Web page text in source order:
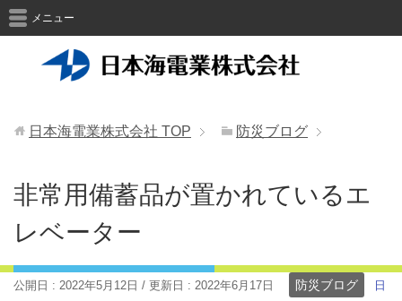
メニュー
日本海電業株式会社 TOP 防災ブログ
非常用備蓄品が置かれているエ
レベーター
公開日 : 2022年5月12日 / 更新日 : 2022年6月17日 防災ブログ 日